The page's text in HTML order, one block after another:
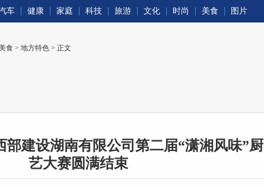
车 健康 家庭 科技 旅游 文化 时尚 美食 图片
食 > 地方特色 > 正文
部建设湖南有限公司第二届“潇湘风味”厨
艺大赛圆满结束